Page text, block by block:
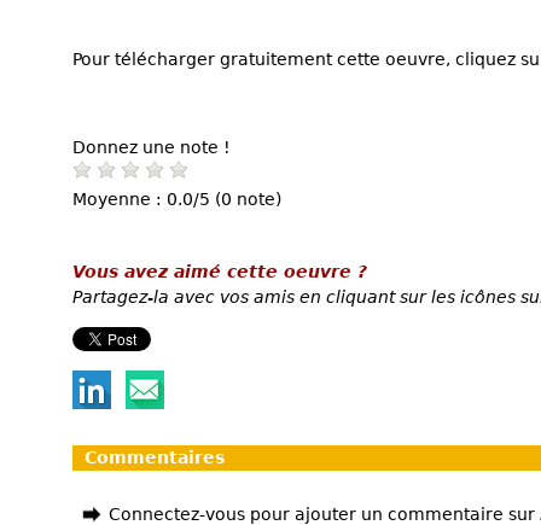
Pour télécharger gratuitement cette oeuvre, cliquez
Donnez une note !
Moyenne : 0.0/5 (0 note)
Vous avez aimé cette oeuvre ?
Partagez-la avec vos amis en cliquant sur les icônes
Commentaires
Connectez-vous pour ajouter un commentaire sur